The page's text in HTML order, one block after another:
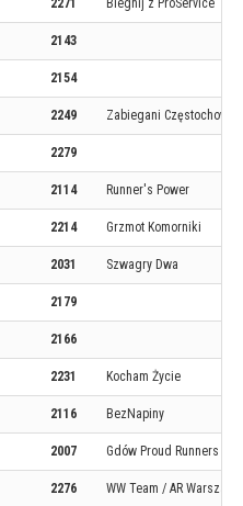
2271 Biegnij z ProService
2143
2154
2249 Zabiegani Częstochowa
2279
2114 Runner's Power
2214 Grzmot Komorniki
2031 Szwagry Dwa
2179
2166
2231 Kocham Życie
2116 BezNapiny
2007 Gdów Proud Runners
2276 WW Team / AR Warszawa